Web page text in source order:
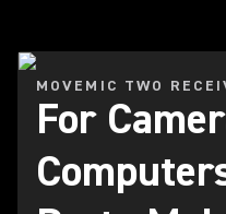
MOVEMIC TWO
For